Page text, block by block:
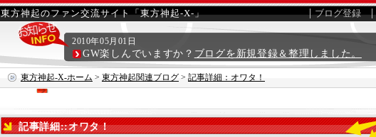
東方神起のファン交流サイト「東方神起-X-」
東方神起-X-ホーム > 東方神起関連ブログ > 記事詳細：オワタ！
ブログ登録
2010年05月01日
GW楽しんでいますか？ ブログを新規登録＆整理しました。
記事詳細::オワタ！